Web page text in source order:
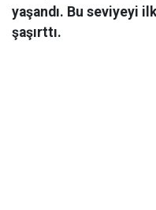
yaşandı. Bu seviyeyi
şaşırttı.